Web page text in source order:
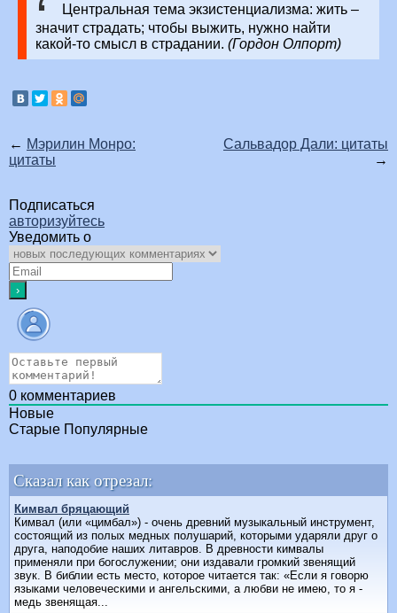
Центральная тема экзистенциализма: жить –
значит страдать; чтобы выжить, нужно найти
какой-то смысл в страдании. (Гордон Олпорт)
← Мэрилин Монро:
цитаты
Сальвадор Дали: цитаты
→
Подписаться
авторизуйтесь
Уведомить о
0 комментариев
Новые
Старые Популярные
Сказал как отрезал:
Кимвал бряцающий
Кимвал (или «цимбал») - очень древний музыкальный инструмент,
состоящий из полых медных полушарий, которыми ударяли друг о
друга, наподобие наших литавров. В древности кимвалы
применяли при богослужении; они издавали громкий звенящий
звук. В библии есть место, которое читается так: «Если я говорю
языками человеческими и ангельскими, а любви не имею, то я -
медь звенящая...